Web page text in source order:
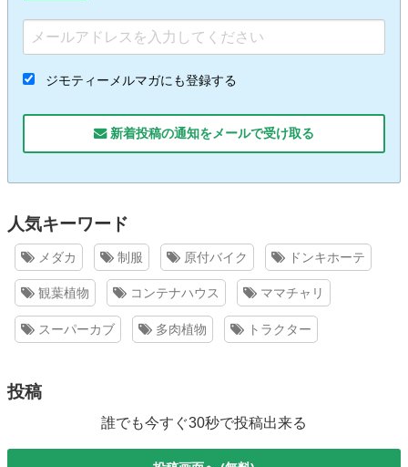
ジモティーメルマガにも登録する
新着投稿の通知をメールで受け取る
人気キーワード
メダカ 制服 原付バイク ドンキホーテ
観葉植物 コンテナハウス ママチャリ
スーパーカブ 多肉植物 トラクター
投稿
誰でも今すぐ30秒で投稿出来る